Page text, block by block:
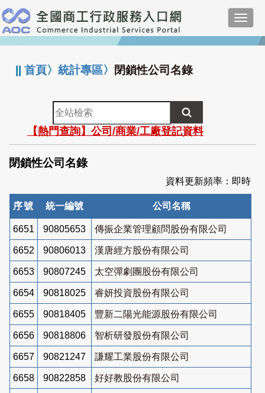
跳
到
主
要
:::
||首頁〉統計專區〉 閉鎖性公司名錄
全
站
檢
索
【熱門查詢】公司/商業/工廠登記資料
閉鎖性公司名錄
資料更新頻率：即時
序號 統一編號 公司名稱
6651 90805653 傳振企業管理顧問股份有限公司
6652 90806013 漢唐經方股份有限公司
6653 90807245 太空彈劇團股份有限公司
6654 90818025 睿妍投資股份有限公司
6655 90818405 豐新二陽光能源股份有限公司
6656 90818806 智析研發股份有限公司
6657 90821247 謙耀工業股份有限公司
6658 90822858 好好教股份有限公司